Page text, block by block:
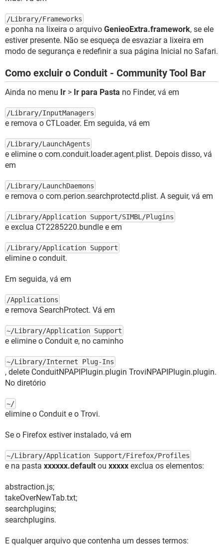
/Library/Frameworks
e ponha na lixeira o arquivo GenieoExtra.framework, se ele
estiver presente. Não se esqueça de esvaziar a lixeira em
modo de segurança e redefinir a sua página Inicial no Safari.
Como excluir o Conduit - Community Tool Bar
Ainda no menu Ir > Ir para Pasta no Finder, vá em
/Library/InputManagers
e remova o CTLoader. Em seguida, vá em
/Library/LaunchAgents
e elimine o com.conduit.loader.agent.plist. Depois disso, vá
em
/Library/LaunchDaemons
e remova o com.perion.searchprotectd.plist. A seguir, vá em
/Library/Application Support/SIMBL/Plugins
e exclua CT2285220.bundle e em
/Library/Application Support
elimine o conduit.
Em seguida, vá em
/Applications
e remova SearchProtect. Vá em
~/Library/Application Support
e elimine o Conduit e, no caminho
~/Library/Internet Plug-Ins
, delete ConduitNPAPIPlugin.plugin TroviNPAPIPlugin.plugin.
No diretório
~/
elimine o Conduit e o Trovi.
Se o Firefox estiver instalado, vá em
~/Library/Application Support/Firefox/Profiles
e na pasta xxxxxx.default ou xxxxx exclua os elementos:
abstraction.js;
takeOverNewTab.txt;
searchplugins;
searchplugins.
E qualquer arquivo que contenha um desses termos: